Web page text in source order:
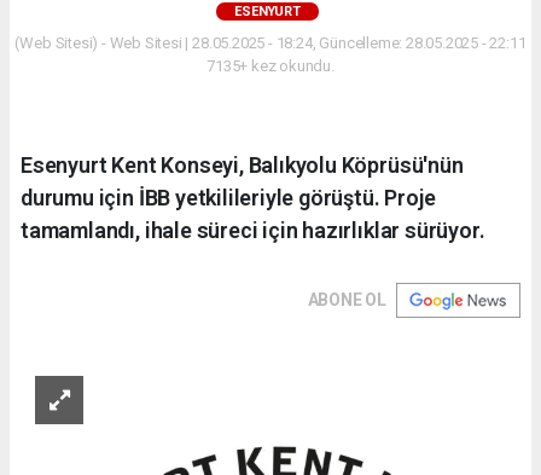
ESENYURT
(Web Sitesi) - Web Sitesi | 28.05.2025 - 18:24, Güncelleme: 28.05.2025 - 22:11
7135+ kez okundu.
Esenyurt Kent Konseyi, Balıkyolu Köprüsü'nün
durumu için İBB yetkilileriyle görüştü. Proje
tamamlandı, ihale süreci için hazırlıklar sürüyor.
ABONE OL